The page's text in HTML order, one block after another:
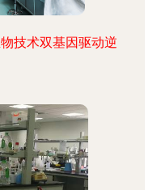
技术双基因驱动逆